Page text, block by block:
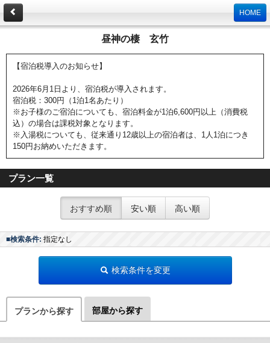
HOME
昼神の棲 玄竹
【宿泊税導入のお知らせ】
2026年6月1日より、宿泊税が導入されます。
宿泊税：300円（1泊1名あたり）
※お子様のご宿泊についても、宿泊料金が1泊6,600円以上（消費税
込）の場合は課税対象となります。
※入湯税についても、従来通り12歳以上の宿泊者は、1人1泊につき
150円お納めいただきます。
プラン一覧
おすすめ順 安い順 高い順
■検索条件: 指定なし
検索条件を変更
プランから探す 部屋から探す